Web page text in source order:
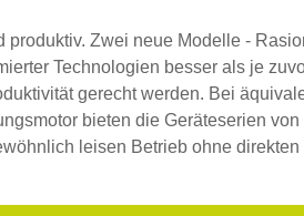
Zwei neue Modelle -
Technologien besser als je
gerecht werden. Bei
bieten die Geräteserien von
leisen Betrieb ohne direkten